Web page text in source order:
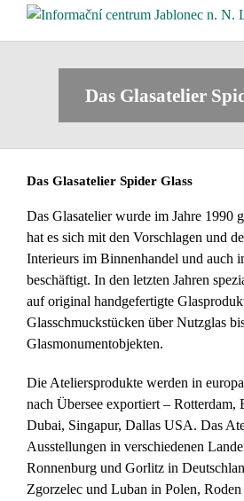
Das Glasatelier
Das Glasatelier Spider Glass
Das Glasatelier wurde im Jahre 1990
hat es sich mit den Vorschlagen und
Interieurs im Binnenhandel und auch
beschäftigt. In den letzten Jahren
auf original handgefertigte
Glasschmuckstücken über Nutzglas
Glasmonumentobjekten.
Die Ateliersprodukte werden in
nach Übersee exportiert – Rotterdam,
Dubai, Singapur, Dallas USA. Das
Ausstellungen in verschiedenen
Ronnenburg und Gorlitz in
Zgorzelec und Luban in Polen,